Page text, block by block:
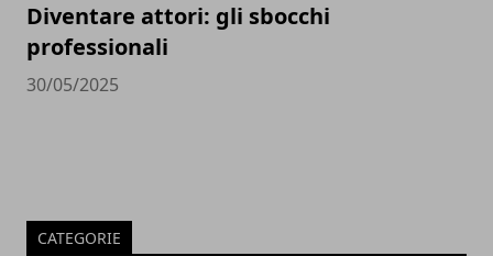
Diventare attori: gli sbocchi
professionali
30/05/2025
CATEGORIE